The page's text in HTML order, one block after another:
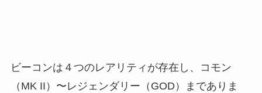
ビーコンは４つのレアリティが存在し、コモン
（MK II）〜レジェンダリー（GOD）までありま